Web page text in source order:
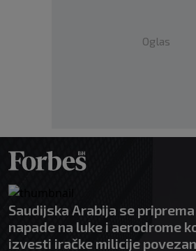
Oglas
Saudijska Arabija se
napade na luke i aerodrome
izvesti iračke milicije